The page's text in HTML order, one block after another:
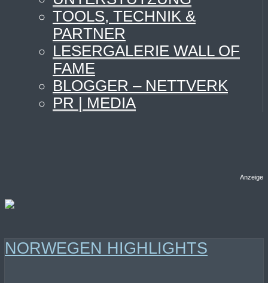
TOOLS, TECHNIK &
PARTNER
LESERGALERIE WALL OF
FAME
BLOGGER – NETTVERK
PR | MEDIA
Anzeige
NORWEGEN HIGHLIGHTS